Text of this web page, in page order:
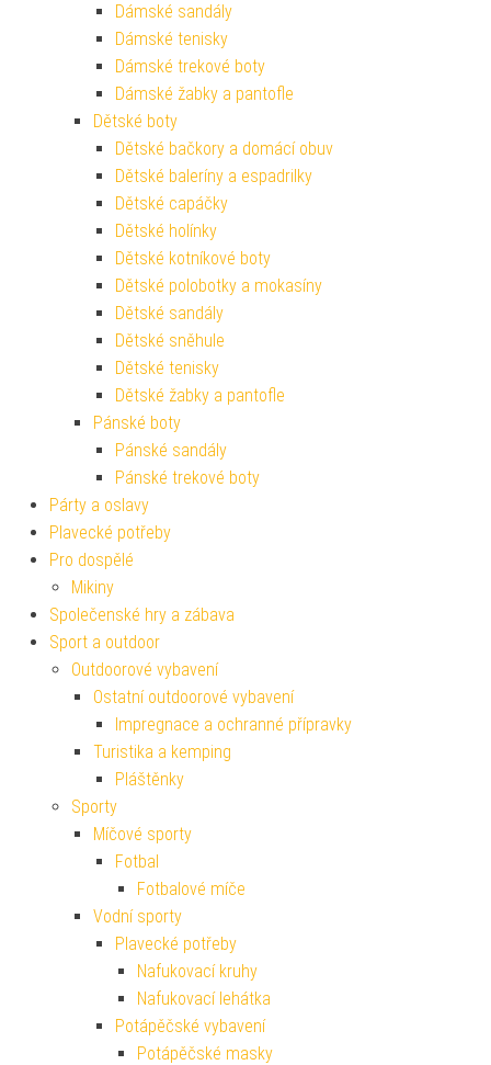
Dámské sandály
Dámské tenisky
Dámské trekové boty
Dámské žabky a pantofle
Dětské boty
Dětské bačkory a domácí obuv
Dětské baleríny a espadrilky
Dětské capáčky
Dětské holínky
Dětské kotníkové boty
Dětské polobotky a mokasíny
Dětské sandály
Dětské sněhule
Dětské tenisky
Dětské žabky a pantofle
Pánské boty
Pánské sandály
Pánské trekové boty
Párty a oslavy
Plavecké potřeby
Pro dospělé
Mikiny
Společenské hry a zábava
Sport a outdoor
Outdoorové vybavení
Ostatní outdoorové vybavení
Impregnace a ochranné přípravky
Turistika a kemping
Pláštěnky
Sporty
Míčové sporty
Fotbal
Fotbalové míče
Vodní sporty
Plavecké potřeby
Nafukovací kruhy
Nafukovací lehátka
Potápěčské vybavení
Potápěčské masky